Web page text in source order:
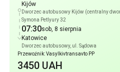
Kijów
Dworzec autobusowy Kijów (centralny
Symona Petlyury 32
07:30sob, 8 sierpnia
Katowice
Dworzec autobusowy, ul. Sądowa
Przewoźnik: Vasylkivtransavto PP
3450 UAH